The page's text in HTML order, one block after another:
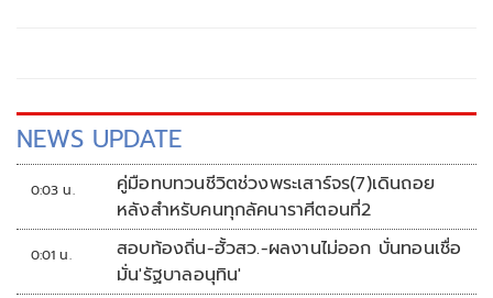
ดำรงตำแหน่ง โ
NEWS UPDATE
0:03 น.
คู่มือทบทวนชีวิตช่วงพระเสาร์จร(7)เดินถอย
หลังสำหรับคนทุกลัคนาราศีตอนที่2
0:01 น.
สอบท้องถิ่น-ฮั้วสว.-ผลงานไม่ออก บั่นทอนเชื่อ
มั่น'รัฐบาลอนุทิน'